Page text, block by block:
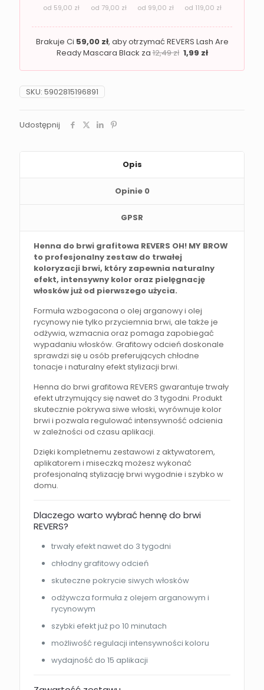
od 59,00 zł od 79,00 zł od 99,00 zł od 119,00 zł
Brakuje Ci 59,00 zł, aby otrzymać REVERS Lash Are
Ready Mascara Black za12,49zł 1,99 zł
SKU: 5902815196891
Udostępnij
Opis
Opinie 0
GPSR
Henna do brwi grafitowa REVERS OH! MY BROW
to profesjonalny zestaw do trwałej
koloryzacji brwi, który zapewnia naturalny
efekt, intensywny kolor oraz pielęgnację
włosków już od pierwszego użycia.
Formuła wzbogacona o olej arganowy i olej
rycynowy nie tylko przyciemnia brwi, ale także je
odżywia, wzmacnia oraz pomaga zapobiegać
wypadaniu włosków. Grafitowy odcień doskonale
sprawdzi się u osób preferujących chłodne
tonacje i naturalny efekt stylizacji brwi.
Henna do brwi grafitowa REVERS gwarantuje trwały
efekt utrzymujący się nawet do 3 tygodni. Produkt
skutecznie pokrywa siwe włoski, wyrównuje kolor
brwi i pozwala regulować intensywność odcienia
w zależności od czasu aplikacji.
Dzięki kompletnemu zestawowi z aktywatorem,
aplikatorem i miseczką możesz wykonać
profesjonalną stylizację brwi wygodnie i szybko w
domu.
Dlaczego warto wybrać hennę do brwi
REVERS?
trwały efekt nawet do 3 tygodni
chłodny grafitowy odcień
skuteczne pokrycie siwych włosków
odżywcza formuła z olejem arganowym i
rycynowym
szybki efekt już po 10 minutach
możliwość regulacji intensywności koloru
wydajność do 15 aplikacji